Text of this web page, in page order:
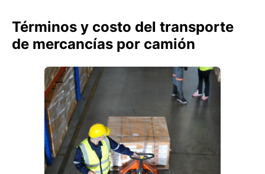
Términos y costo del transporte
de mercancías por camión